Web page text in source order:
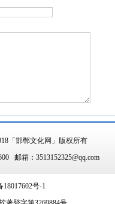
「邯郸文化网」版权所有
邮箱：3513152325@qq.com
18017602号-1